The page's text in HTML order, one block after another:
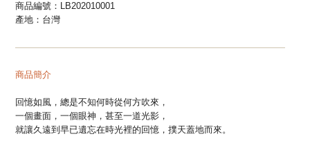
商品編號：LB202010001
產地：台灣
——————————————————————————————
商品簡介
回憶如風，總是不知何時從何方吹來，​
一個畫面，一個眼神，甚至一道光影，​
就讓久遠到早已遺忘在時光裡的回憶，撲天蓋地而來。​